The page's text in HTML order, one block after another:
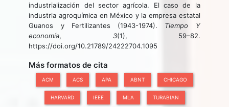
industrialización del sector agrícola. El caso de la
industria agroquímica en México y la empresa estatal
Guanos y Fertilizantes (1943-1974). Tiempo Y
economía, 3(1), 59–82.
https://doi.org/10.21789/24222704.1095
Más formatos de cita
ACM ACS APA ABNT CHICAGO
HARVARD IEEE MLA TURABIAN